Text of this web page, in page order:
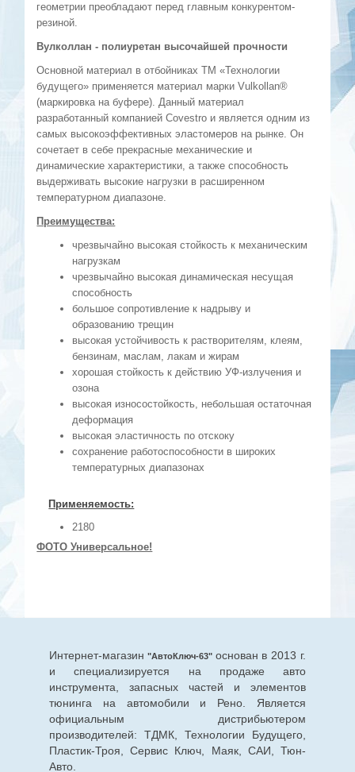
геометрии преобладают перед главным конкурентом-
резиной.
Вулколлан - полиуретан высочайшей прочности
Основной материал в отбойниках ТМ «Технологии
будущего» применяется материал марки Vulkollan®
(маркировка на буфере). Данный материал
разработанный компанией Covestro и является одним из
самых высокоэффективных эластомеров на рынке. Он
сочетает в себе прекрасные механические и
динамические характеристики, а также способность
выдерживать высокие нагрузки в расширенном
температурном диапазоне.
Преимущества:
чрезвычайно высокая стойкость к механическим
нагрузкам
чрезвычайно высокая динамическая несущая
способность
большое сопротивление к надрыву и
образованию трещин
высокая устойчивость к растворителям, клеям,
бензинам, маслам, лакам и жирам
хорошая стойкость к действию УФ-излучения и
озона
высокая износостойкость, небольшая остаточная
деформация
высокая эластичность по отскоку
сохранение работоспособности в широких
температурных диапазонах
Применяемость:
2180
ФОТО Универсальное!
Интернет-магазин "АвтоКлюч-63" основан в 2013 г.
и специализируется на продаже авто
инструмента, запасных частей и элементов
тюнинга на автомобили и Рено. Является
официальным дистрибьютером
производителей: ТДМК, Технологии Будущего,
Пластик-Троя, Сервис Ключ, Маяк, САИ, Тюн-
Авто.